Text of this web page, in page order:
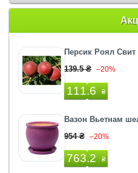
Персик Роял Свит
139.5 ₴ –20%
111.6 ₴
Вазон Вьетнам
954 ₴ –20%
763.2 ₴